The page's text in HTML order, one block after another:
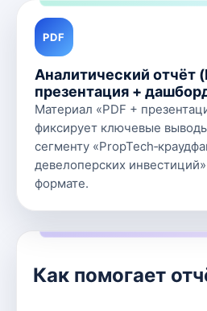
Как помогает
PDF
Аналитический отчёт
презентация +
Материал «PDF +
фиксирует ключевые
сегменту
девелоперских
формате.